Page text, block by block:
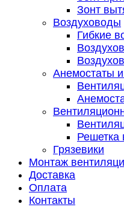
Зонт
Воздуховоды
Гибкие
Анемостаты
Решетка
Грязевики
Монтаж
Доставка
Оплата
Контакты